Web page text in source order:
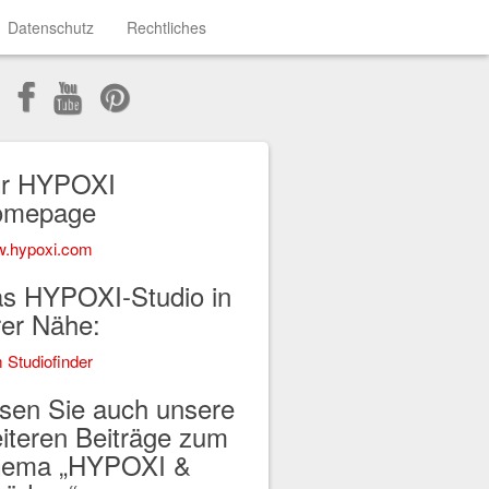
Datenschutz Rechtliches
HYPOXI
HYPOXI-Studio in
Nähe:
Studiofinder
Sie auch unsere
Beiträge zum
„HYPOXI &